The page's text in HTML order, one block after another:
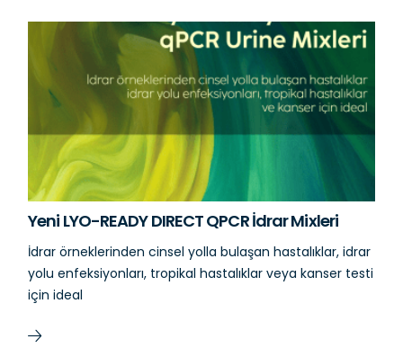
Yeni LYO-READY DIRECT QPCR İdrar Mixleri
İdrar örneklerinden cinsel yolla bulaşan hastalıklar, idrar
yolu enfeksiyonları, tropikal hastalıklar veya kanser testi
için ideal